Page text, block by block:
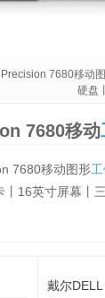
7680移动
硬盘
7680移动
7680移动图形
16英寸屏幕丨三
戴尔